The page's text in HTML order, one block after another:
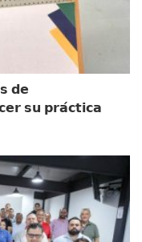
𝗱𝗲
𝘀𝘂 𝗽𝗿𝗮́𝗰𝘁𝗶𝗰𝗮